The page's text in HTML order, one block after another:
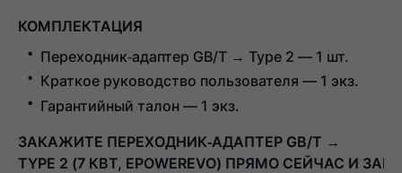
КОМПЛЕКТАЦИЯ
Переходник‑адаптер GB/T→ Type2 — 1 шт.
Краткоеруководство пользователя — 1 экз.
Гарантийный талон— 1 экз.
ЗАКАЖИТЕ ПЕРЕХОДНИК‑АДАПТЕР GB/T →
TYPE 2 (7 КВТ, EPOWEREVO) ПРЯМО СЕЙЧАС И